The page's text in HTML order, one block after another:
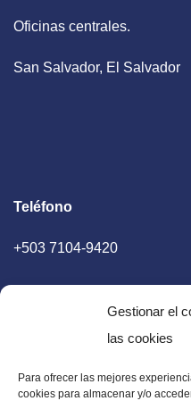
Gestionar el
las cookies
Para ofrecer las mejores
cookies para almacenar y/o
Oficinas centrales.
San Salvador, El Salvador
Teléfono
+503 7104-9420
E-mail